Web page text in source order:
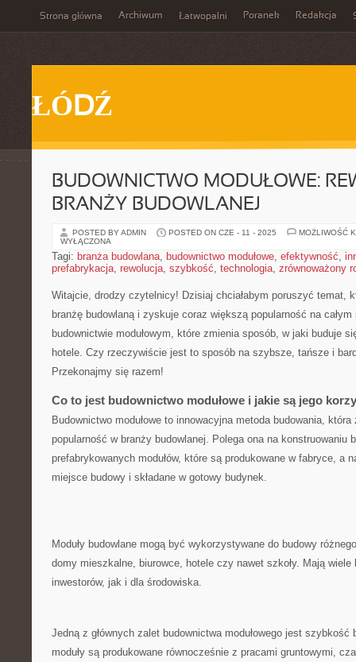
Strona główna Archiwum Łatwopalni Poranek Redakcja
ŁÓDŹ
BUDOWNICTWO MODUŁOWE:
BRANŻY BUDOWLANEJ
POSTED BY ADMIN POSTED ON CZE - 11 - 2025
MOŻLIWOŚĆ
WYŁĄCZONA
Tagi: branża budowlana, budownictwo modułowe, efektywność,
prefabrykacja, rewolucja, szybkość, technologia, zrównoważony
Witajcie, drodzy czytelnicy! Dzisiaj‍ chciałabym poruszyć temat,
branżę budowlaną i ‍zyskuje coraz⁢ większą popularność na
⁢budownictwie modułowym, ⁤które zmienia sposób, w jaki buduje
hotele. Czy rzeczywiście jest to sposób ‌na szybsze, tańsze i
Przekonajmy się razem!
Co to jest budownictwo modułowe i jakie są jego
Budownictwo modułowe to⁣ innowacyjna metoda​ budowania,
popularność w branży budowlanej. Polega ona na konstruowaniu⁣
prefabrykowanych modułów, które są produkowane w fabryce, a
miejsce‍ budowy​ i składane w gotowy budynek.
Moduły budowlane mogą być ⁣wykorzystywane do budowy
domy mieszkalne, biurowce, hotele czy nawet szkoły. Mają
inwestorów, jak i ‍dla środowiska.
Jedną z głównych zalet budownictwa modułowego jest
moduły są produkowane równocześnie‍ z pracami gruntowymi,